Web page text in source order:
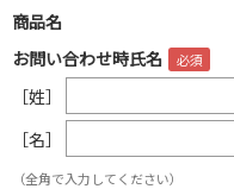
商品名
お問い合わせ時氏名
［姓］
［名］
（全角で入力してください）